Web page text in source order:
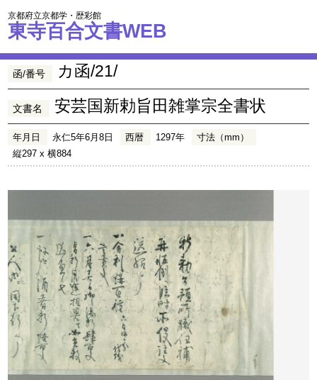
京都府立京都学・歴彩館
東寺百合文書WEB
函/番号 カ函/21/
文書名 安芸国新勅旨田雑掌宗全書状
年月日 永仁5年6月8日 西暦 1297年
寸法（mm）
縦297 x 横884